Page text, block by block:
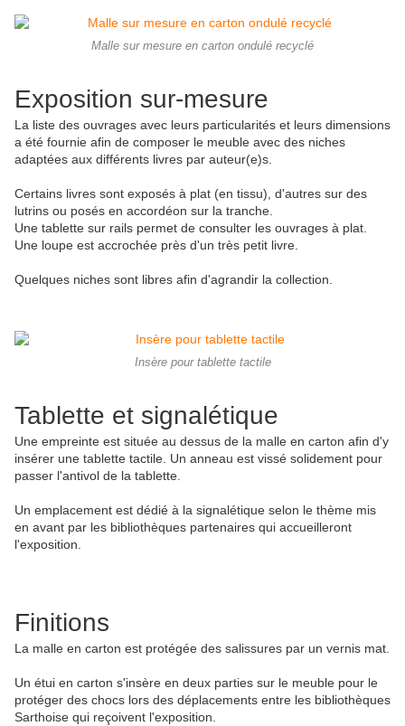
Malle sur mesure en carton ondulé recyclé
Exposition sur-mesure
La liste des ouvrages avec leurs particularités et leurs dimensions
a été fournie afin de composer le meuble avec des niches
adaptées aux différents livres par auteur(e)s.
Certains livres sont exposés à plat (en tissu), d'autres sur des
lutrins ou posés en accordéon sur la tranche.
Une tablette sur rails permet de consulter les ouvrages à plat.
Une loupe est accrochée près d'un très petit livre.
Quelques niches sont libres afin d'agrandir la collection.
Insère pour tablette tactile
Tablette et signalétique
Une empreinte est située au dessus de la malle en carton afin d'y
insérer une tablette tactile. Un anneau est vissé solidement pour
passer l'antivol de la tablette.
Un emplacement est dédié à la signalétique selon le thème mis
en avant par les bibliothèques partenaires qui accueilleront
l'exposition.
Finitions
La malle en carton est protégée des salissures par un vernis mat.
Un étui en carton s'insère en deux parties sur le meuble pour le
protéger des chocs lors des déplacements entre les bibliothèques
Sarthoise qui reçoivent l'exposition.